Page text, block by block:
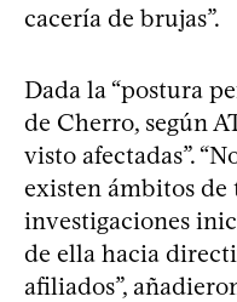
cacería de brujas”.
Dada la “postura
de Cherro, según
visto afectadas”.
existen ámbitos de
investigaciones
de ella hacia
afiliados”,